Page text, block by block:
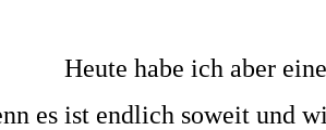
Heute habe ich aber
es ist endlich soweit und